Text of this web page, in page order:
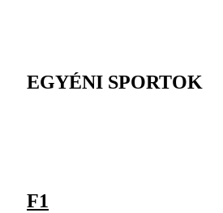
EGYÉNI SPORTOK
F1